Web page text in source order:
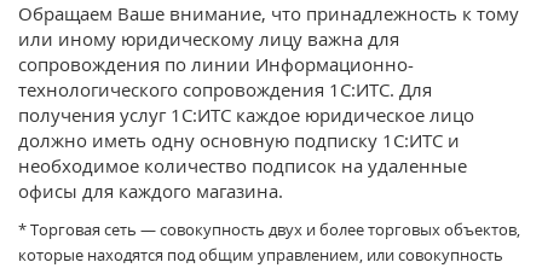
Обращаем Ваше внимание, что принадлежность к тому
или иному юридическому лицу важна для
сопровождения по линии Информационно-
технологического сопровождения 1С:ИТС. Для
получения услуг 1С:ИТС каждое юридическое лицо
должно иметь одну основную подписку 1С:ИТС и
необходимое количество подписок на удаленные
офисы для каждого магазина.
* Торговая сеть — совокупность двух и более торговых объектов,
которые находятся под общим управлением, или совокупность